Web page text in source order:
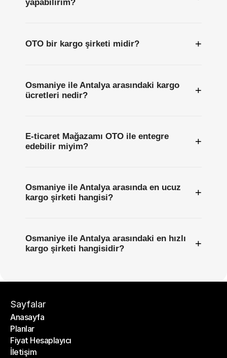
yapabilirim?
OTO bir kargo şirketi midir? +
Osmaniye ile Antalya arasındaki kargo
ücretleri nedir?
+
E-ticaret Mağazamı OTO ile entegre
edebilir miyim?
+
Osmaniye ile Antalya arasında en ucuz
kargo şirketi hangisi?
+
Osmaniye ile Antalya arasındaki en hızlı
kargo şirketi hangisidir?
+
Sayfalar
Anasayfa
Anasayfa
Planlar
Planlar
Fiyat Hesaplayıcı
Fiyat Hesaplayıcı
İletişim